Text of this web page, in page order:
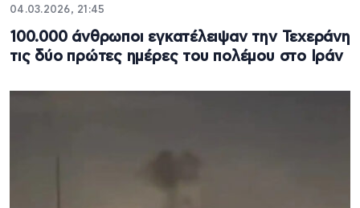
04.03.2026, 21:45
100.000 άνθρωποι εγκατέλειψαν την Τεχεράνη
τις δύο πρώτες ημέρες του πολέμου στο Ιράν